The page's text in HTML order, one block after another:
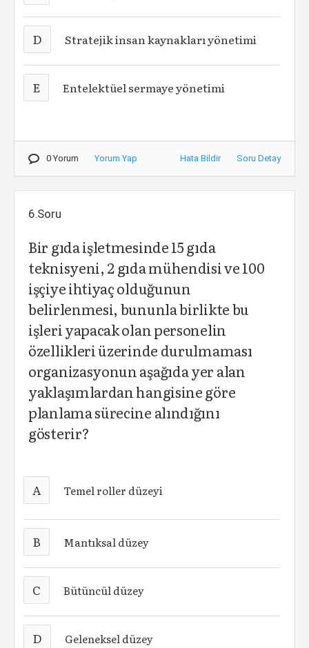
D Stratejik insan kaynakları yönetimi
E Entelektüel sermaye yönetimi
0 Yorum Yorum Yap Hata Bildir Soru Detay
6.Soru
Bir gıda işletmesinde 15 gıda
teknisyeni, 2 gıda mühendisi ve 100
işçiye ihtiyaç olduğunun
belirlenmesi, bununla birlikte bu
işleri yapacak olan personelin
özellikleri üzerinde durulmaması
organizasyonun aşağıda yer alan
yaklaşımlardan hangisine göre
planlama sürecine alındığını
gösterir?
A Temel roller düzeyi
B Mantıksal düzey
C Bütüncül düzey
D Geleneksel düzey